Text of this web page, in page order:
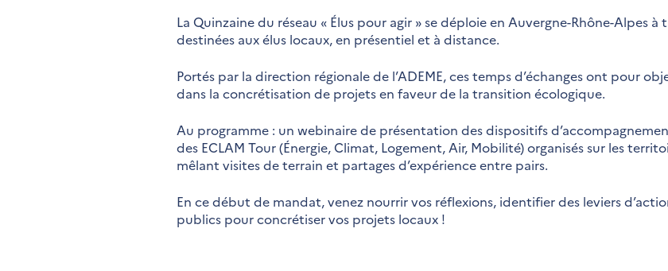
La Quinzaine du réseau « Élus pour agir » se déploie en Auvergne-Rhône-Alpes
destinées aux élus locaux, en présentiel et à distance.
Portés par la direction régionale de l’ADEME, ces temps d’échanges ont pour
dans la concrétisation de projets en faveur de la transition écologique.
Au programme : un webinaire de présentation des dispositifs
des ECLAM Tour (Énergie, Climat, Logement, Air, Mobilité) organisés sur les
mêlant visites de terrain et partages d’expérience entre pairs.
En ce début de mandat, venez nourrir vos réflexions, identifier des leviers
publics pour concrétiser vos projets locaux !